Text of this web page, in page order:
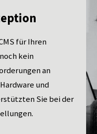
für Ihren
kein
an
und
Sie bei der